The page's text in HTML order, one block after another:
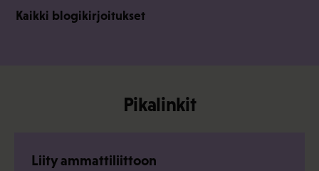
Kaikki blogikirjoitukset
Pikalinkit
Liity ammattiliittoon